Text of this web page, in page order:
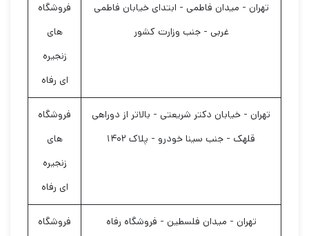
تهران - میدان فاطمی - ابتدای خیابان فاطمی
غربی - جنب وزارت کشور
فروشگاه
های
زنجیره
ای رفاه
تهران - خیابان دکتر شریعتی - بالاتر از دوراهی
قلهک - جنب سینا خودرو - پلاک ۱۴۰۲
فروشگاه
های
زنجیره
ای رفاه
تهران - میدان فلسطین - فروشگاه رفاه
فروشگاه